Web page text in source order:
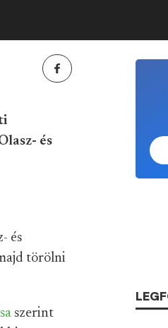
és
és
törölni
szerint